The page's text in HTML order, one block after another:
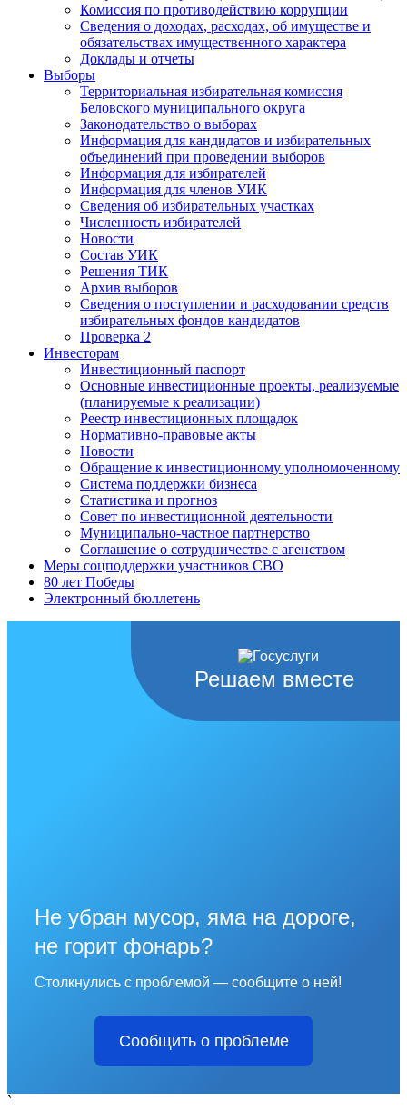
Комиссия по противодействию коррупции
Сведения о доходах, расходах, об имуществе и
обязательствах имущественного характера
Доклады и отчеты
Выборы
Территориальная избирательная комиссия
Беловского муниципального округа
Законодательство о выборах
Информация для кандидатов и избирательных
объединений при проведении выборов
Информация для избирателей
Информация для членов УИК
Сведения об избирательных участках
Численность избирателей
Новости
Состав УИК
Решения ТИК
Архив выборов
Сведения о поступлении и расходовании средств
избирательных фондов кандидатов
Проверка 2
Инвесторам
Инвестиционный паспорт
Основные инвестиционные проекты, реализуемые
(планируемые к реализации)
Реестр инвестиционных площадок
Нормативно-правовые акты
Новости
Обращение к инвестиционному уполномоченному
Система поддержки бизнеса
Статистика и прогноз
Совет по инвестиционной деятельности
Муниципально-частное партнерство
Соглашение о сотрудничестве с агенством
Меры соцподдержки участников СВО
80 лет Победы
Электронный бюллетень
Решаем вместе
Не убран мусор, яма на дороге,
не горит фонарь?
Столкнулись с проблемой — сообщите о ней!
Сообщить о проблеме
`